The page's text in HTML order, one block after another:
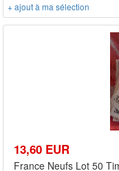
+ ajout à ma sélection
13,60 EUR
France Neufs Lot 50